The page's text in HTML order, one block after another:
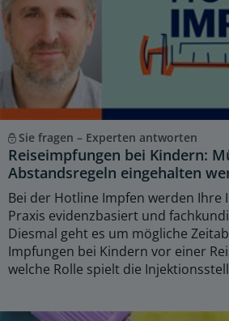
Sie fragen – Experten antworten
Reiseimpfungen bei Kindern:
Abstandsregeln eingehalten
Bei der Hotline Impfen werden Ihre
Praxis evidenzbasiert und
Diesmal geht es um mögliche
Impfungen bei Kindern vor einer
welche Rolle spielt die